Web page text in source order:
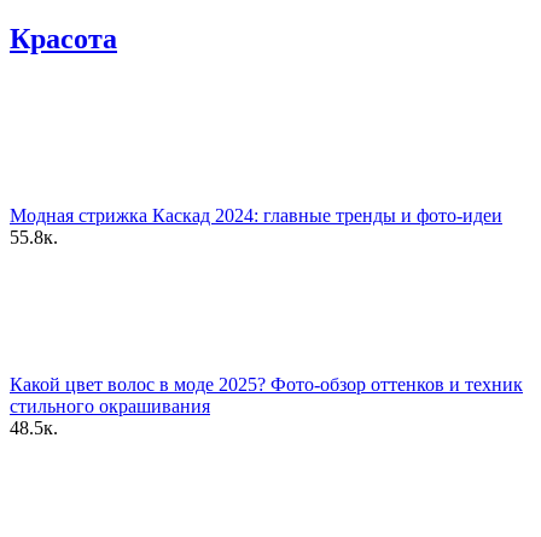
Красота
Модная стрижка Каскад 2024: главные тренды и фото-идеи
55.8к.
Какой цвет волос в моде 2025? Фото-обзор оттенков и техник
стильного окрашивания
48.5к.